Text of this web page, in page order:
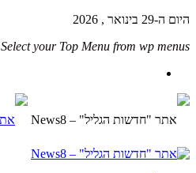
היום ה-29 בינואר , 2026
Select your Top Menu from wp menus